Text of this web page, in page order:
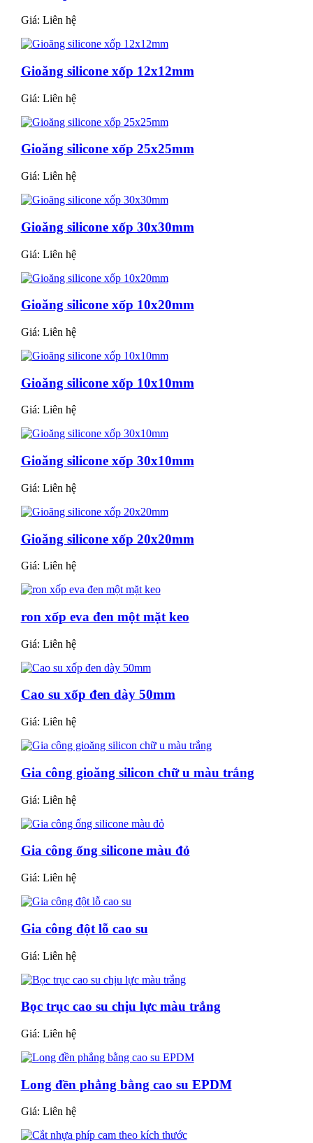
Giá: Liên hệ
Gioăng silicone xốp 12x12mm
Giá: Liên hệ
Gioăng silicone xốp 25x25mm
Giá: Liên hệ
Gioăng silicone xốp 30x30mm
Giá: Liên hệ
Gioăng silicone xốp 10x20mm
Giá: Liên hệ
Gioăng silicone xốp 10x10mm
Giá: Liên hệ
Gioăng silicone xốp 30x10mm
Giá: Liên hệ
Gioăng silicone xốp 20x20mm
Giá: Liên hệ
ron xốp eva đen một mặt keo
Giá: Liên hệ
Cao su xốp đen dày 50mm
Giá: Liên hệ
Gia công gioăng silicon chữ u màu trắng
Giá: Liên hệ
Gia công ống silicone màu đỏ
Giá: Liên hệ
Gia công đột lỗ cao su
Giá: Liên hệ
Bọc trục cao su chịu lực màu trắng
Giá: Liên hệ
Long đền phẳng bằng cao su EPDM
Giá: Liên hệ